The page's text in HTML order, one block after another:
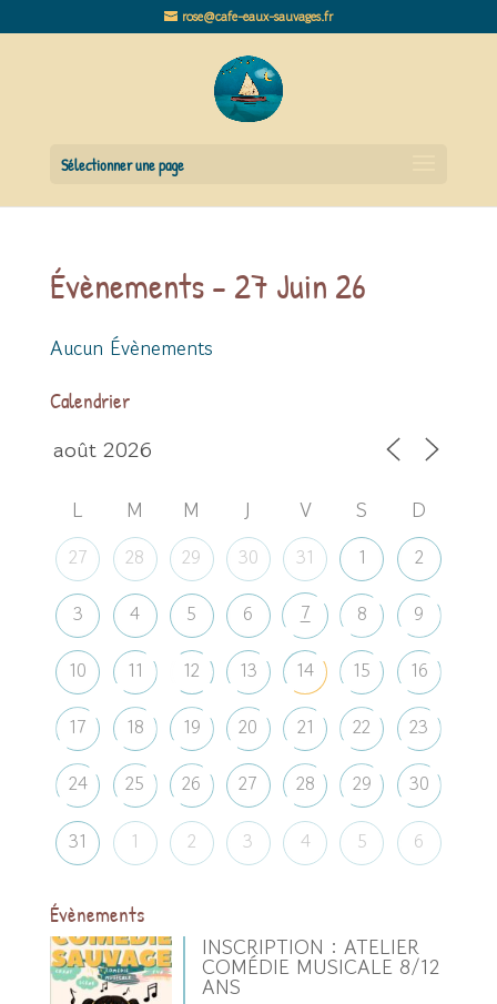
rose@cafe-eaux-sauvages.fr
Sélectionner une page
Évènements - 27 Juin 26
Aucun Évènements
Calendrier
L M M J V S D
27 28 29 30 31 1 2
3 4 5 6 7 8 9
10 11 12 13 14 15 16
17 18 19 20 21 22 23
24 25 26 27 28 29 30
31 1 2 3 4 5 6
Évènements
INSCRIPTION : ATELIER
COMÉDIE MUSICALE 8/12
ANS